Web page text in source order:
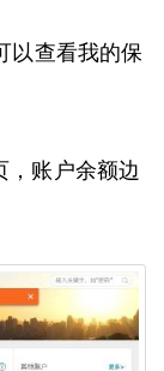
以查看我的保
，账户余额边